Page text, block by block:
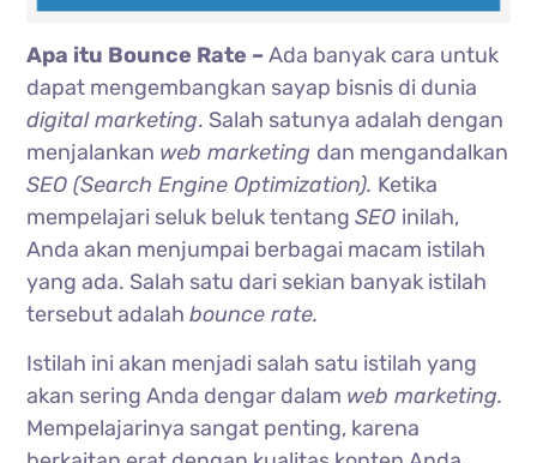
Apa itu Bounce Rate –Ada banyak cara untuk
dapat mengembangkan sayap bisnis di dunia
digital marketing. Salah satunya adalah dengan
menjalankan web marketing dan mengandalkan
SEO (Search Engine Optimization). Ketika
mempelajari seluk beluk tentangSEO inilah,
Anda akan menjumpai berbagai macam istilah
yang ada. Salah satu dari sekian banyak istilah
tersebut adalahbounce rate.
Istilah ini akan menjadi salah satu istilah yang
akan sering Anda dengar dalam web marketing.
Mempelajarinya sangat penting, karena